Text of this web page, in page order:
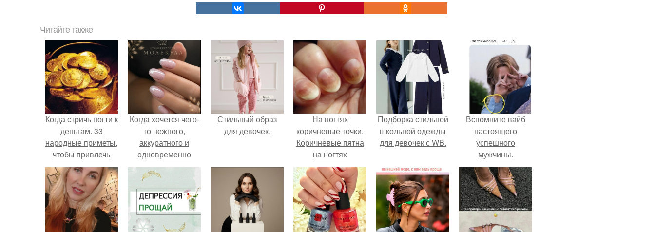
Читайте также
Когда стричь ногти к
деньгам. 33
народные приметы,
чтобы привлечь
деньги в дом.
Когда хочется чего-
то нежного,
аккуратного и
одновременно
сияющего.
Стильный образ
для девочек.
На ногтях
коричневые точки.
Коричневые пятна
на ногтях
Подборка стильной
школьной одежды
для девочек с WB.
Вспомните вайб
настоящего
успешного
мужчины.